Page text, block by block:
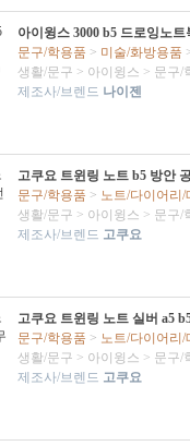
아이윙스 3000 b5 드로잉노
문구/학용품 > 미술/화방용품
생활/문구 > 아이윙스 > 문구/
제조사/브렌드 나이젠
고쿠요 트윈링 노트 b5 방안
문구/학용품 > 노트/다이어리/
생활/문구 > 아이윙스 > 문구/
제조사/브렌드 고쿠요
고쿠요 트윈링 노트 실버 a5
문구/학용품 > 노트/다이어리/
생활/문구 > 아이윙스 > 문구/
제조사/브렌드 고쿠요